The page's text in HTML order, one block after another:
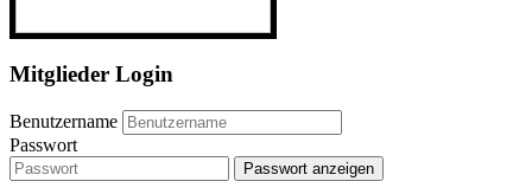
Mitglieder Login
Benutzername
Passwort
Passwort anzeigen